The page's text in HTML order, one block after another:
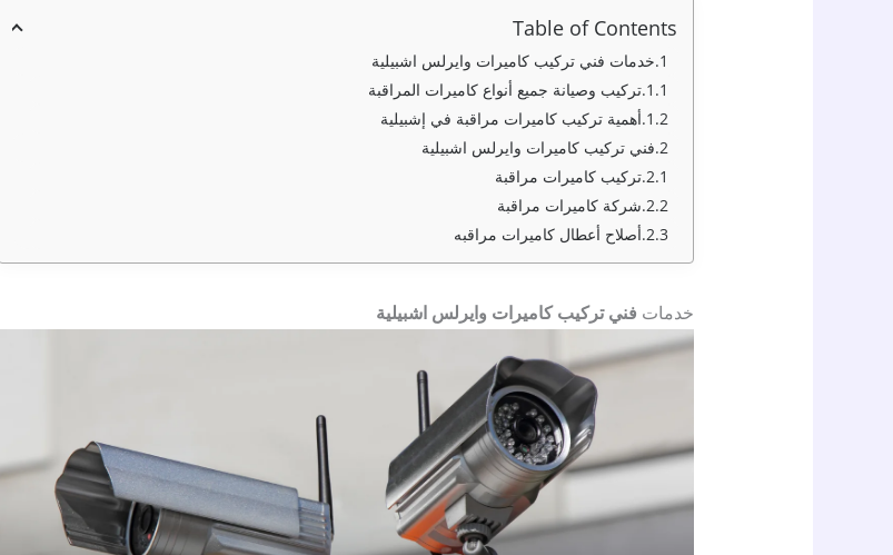
Table of Contents
خدمات فني تركيب كاميرات وايرلس اشبيلية
تركيب وصيانة جميع أنواع كاميرات المراقبة
أهمية تركيب كاميرات مراقبة في إشبيلية
فني تركيب كاميرات وايرلس اشبيلية
تركيب كاميرات مراقبة
شركة كاميرات مراقبة
أصلاح أعطال كاميرات مراقبه
خدمات فني تركيب كاميرات وايرلس اشبيلية